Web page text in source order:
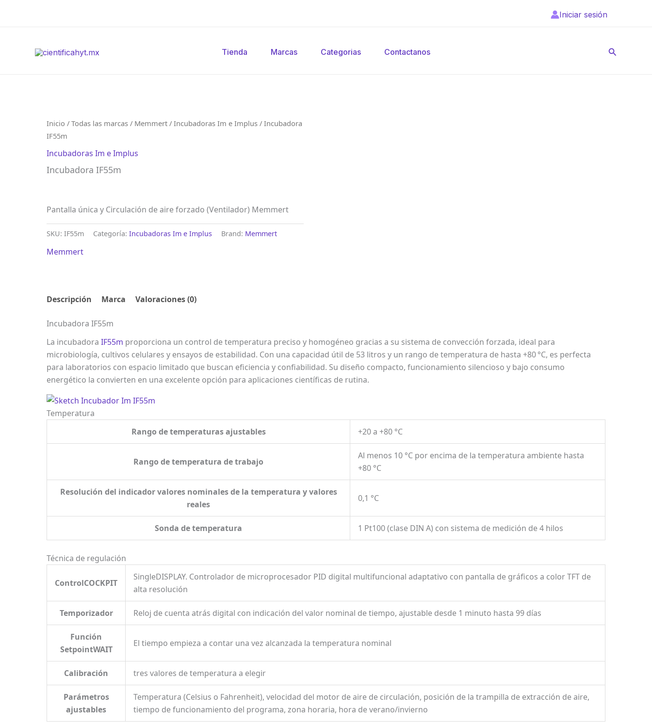
Iniciar sesión
Tienda Marcas Categorias Contactanos Buscar
Inicio / Todas las marcas / Memmert / Incubadoras Im e Implus / Incubadora
IF55m
Incubadoras Im e Implus
Incubadora IF55m
Pantalla única y Circulación de aire forzado (Ventilador) Memmert
SKU: IF55m Categoría: Incubadoras Im e Implus Brand: Memmert
Memmert
Descripción Marca Valoraciones (0)
Incubadora IF55m
La incubadora IF55m proporciona un control de temperatura preciso y homogéneo gracias a su sistema de convección forzada, ideal para
microbiología, cultivos celulares y ensayos de estabilidad. Con una capacidad útil de 53 litros y un rango de temperatura de hasta +80 °C, es perfecta
para laboratorios con espacio limitado que buscan eficiencia y confiabilidad. Su diseño compacto, funcionamiento silencioso y bajo consumo
energético la convierten en una excelente opción para aplicaciones científicas de rutina.
Temperatura
Rango de temperaturas ajustables
+20 a +80 °C
Rango de temperatura de trabajo
Al menos 10 °C por encima de la temperatura ambiente hasta
+80 °C
Resolución del indicador valores nominales de la temperatura y valores
reales
0,1 °C
Sonda de temperatura 1 Pt100 (clase DIN A) con sistema de medición de 4 hilos
Técnica de regulación
ControlCOCKPIT
SingleDISPLAY. Controlador de microprocesador PID digital multifuncional adaptativo con pantalla de gráficos a color TFT de
alta resolución
Temporizador Reloj de cuenta atrás digital con indicación del valor nominal de tiempo, ajustable desde 1 minuto hasta 99 días
Función
SetpointWAIT
El tiempo empieza a contar una vez alcanzada la temperatura nominal
Calibración tres valores de temperatura a elegir
Parámetros
ajustables
Temperatura (Celsius o Fahrenheit), velocidad del motor de aire de circulación, posición de la trampilla de extracción de aire,
tiempo de funcionamiento del programa, zona horaria, hora de verano/invierno